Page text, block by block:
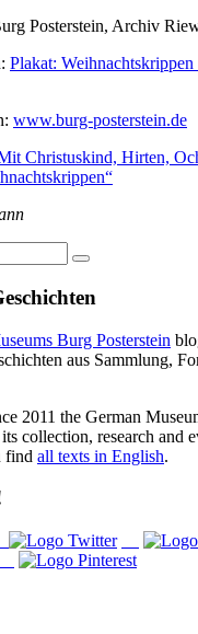
Posterstein, Archiv
Plakat:
www.burg-posterstein.de
Christuskind, Hirten,
Burg Posterstein
aus Sammlung,
2011 the German
collection, research and
find all texts in English.